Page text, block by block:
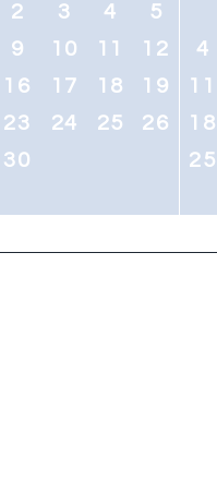
2 3 4
5
9 10 11
12
16 17 18
19
23 24 25
26
30
4
11
18
25